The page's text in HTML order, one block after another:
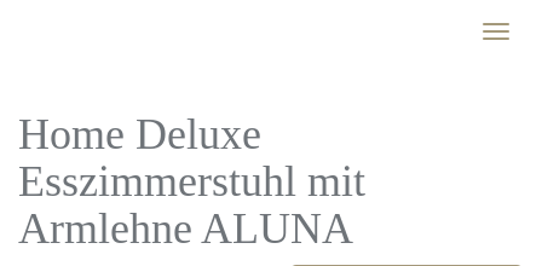
Toggle
Home Deluxe
Esszimmerstuhl mit
Armlehne ALUNA